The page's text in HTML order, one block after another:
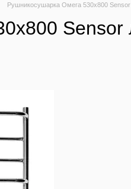
Рушникосушарка Омега 530х800
Sensor